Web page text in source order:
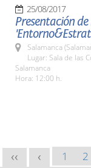
25/08/2017
Presentación
Salamanca
Lugar: Sala de las
Salamanca
Hora: 12:00 h.
<< < 1 2